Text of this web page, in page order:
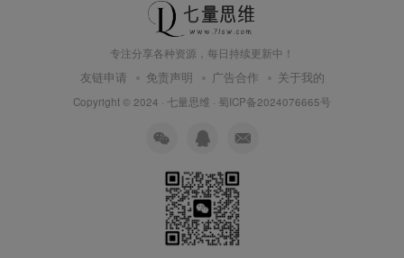
专注分享各种资源，每日持续更新中！
友链申请 免责声明 广告合作 关于我的
Copyright © 2024 · 七量思维 · 蜀ICP备2024076665号